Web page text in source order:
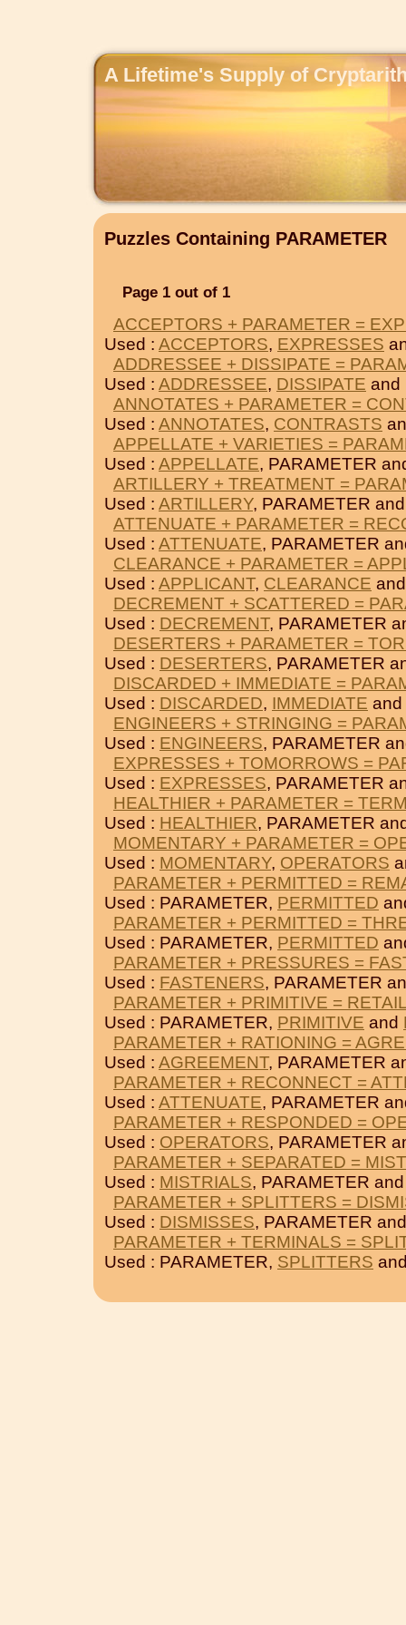
A Lifetime's Supply of
Puzzles Containing PARAMETER
Page 1 out of 1
ACCEPTORS + PARAMETER =
Used : ACCEPTORS, EXPRESSES
ADDRESSEE + DISSIPATE =
Used : ADDRESSEE, DISSIPATE and
ANNOTATES + PARAMETER =
Used : ANNOTATES, CONTRASTS
APPELLATE + VARIETIES =
Used : APPELLATE, PARAMETER
ARTILLERY + TREATMENT =
Used : ARTILLERY, PARAMETER
ATTENUATE + PARAMETER =
Used : ATTENUATE, PARAMETER
CLEARANCE + PARAMETER =
Used : APPLICANT, CLEARANCE
DECREMENT + SCATTERED =
Used : DECREMENT, PARAMETER
DESERTERS + PARAMETER =
Used : DESERTERS, PARAMETER
DISCARDED + IMMEDIATE =
Used : DISCARDED, IMMEDIATE and
ENGINEERS + STRINGING =
Used : ENGINEERS, PARAMETER
EXPRESSES + TOMORROWS =
Used : EXPRESSES, PARAMETER
HEALTHIER + PARAMETER =
Used : HEALTHIER, PARAMETER
MOMENTARY + PARAMETER =
Used : MOMENTARY, OPERATORS
PARAMETER + PERMITTED =
Used : PARAMETER, PERMITTED
PARAMETER + PERMITTED =
Used : PARAMETER, PERMITTED
PARAMETER + PRESSURES =
Used : FASTENERS, PARAMETER
PARAMETER + PRIMITIVE =
Used : PARAMETER, PRIMITIVE and
PARAMETER + RATIONING =
Used : AGREEMENT, PARAMETER
PARAMETER + RECONNECT =
Used : ATTENUATE, PARAMETER
PARAMETER + RESPONDED =
Used : OPERATORS, PARAMETER
PARAMETER + SEPARATED =
Used : MISTRIALS, PARAMETER
PARAMETER + SPLITTERS =
Used : DISMISSES, PARAMETER
PARAMETER + TERMINALS =
Used : PARAMETER, SPLITTERS